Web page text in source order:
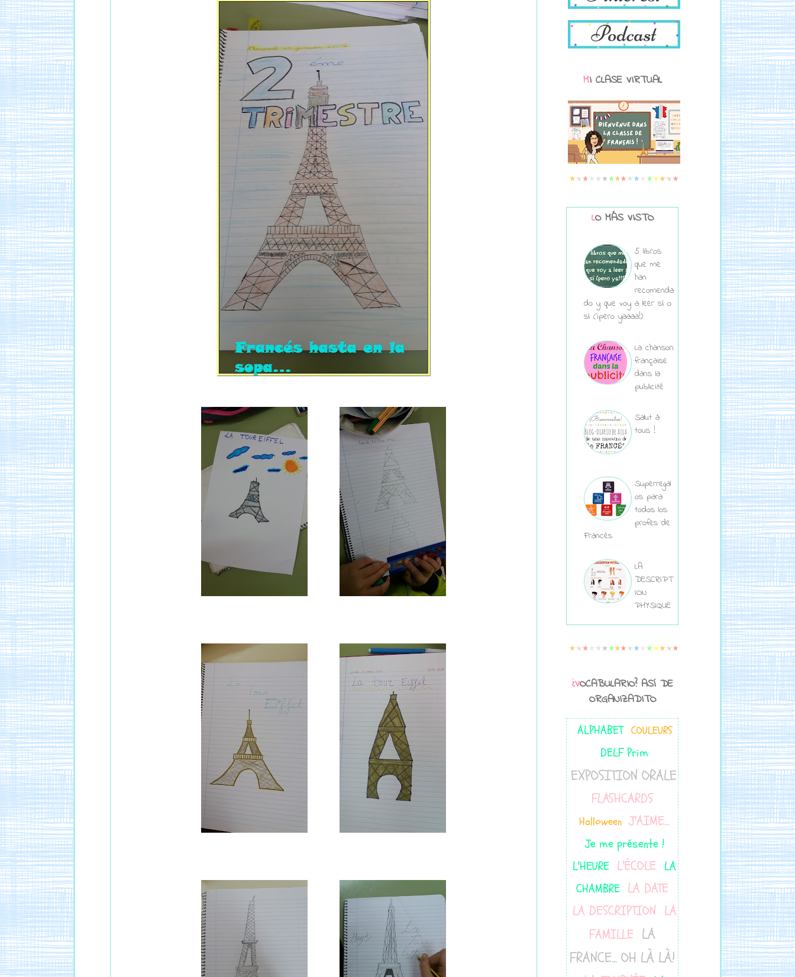
MI CLASE VIRTUAL
LO MÁS VISTO
5 libros
que me
han
recomenda
do y que voy a leer sí o
sí (¡pero yaaaa!)
La chanson
française
dans la
publicité
Salut à
tous !
Superregal
os para
todos los
profes de
Francés
LA
DESCRIPT
ION
PHYSIQUE
¿VOCABULARIO? ASÍ DE
ORGANIZADITO
ALPHABET COULEURS
DELF Prim
EXPOSITION ORALE
FLASHCARDS
Halloween J'AIME...
Je me présente !
L'HEURE L'ÉCOLE LA
CHAMBRE LA DATE
LA DESCRIPTION LA
FAMILLE LA
FRANCE... OH LÀ LÀ!